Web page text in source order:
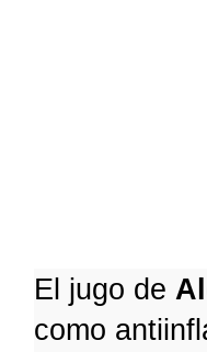
El jugo de
como